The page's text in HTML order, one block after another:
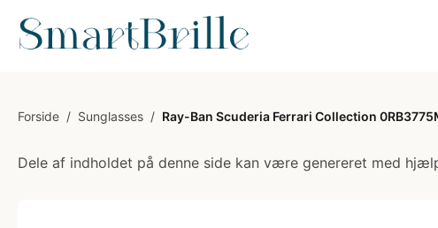
Forside / Sunglasses / Ray-Ban Scuderia Ferrari Collection
Dele af indholdet på denne side kan være genereret med